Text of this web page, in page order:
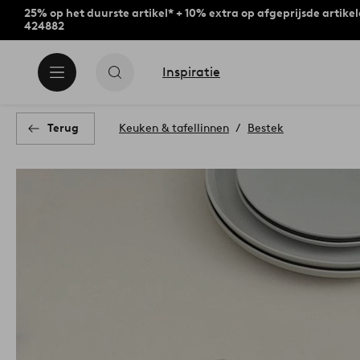
25% op het duurste artikel* + 10% extra op afgeprijsde
424882
Inspiratie
Terug Keuken & tafellinnen Bestek